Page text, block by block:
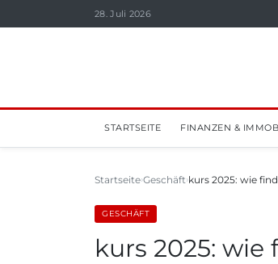
28. Juli 2026
STARTSEITE FINANZEN &
Startseite Geschäft kurs 2025: wie
GESCHÄFT
kurs 2025: